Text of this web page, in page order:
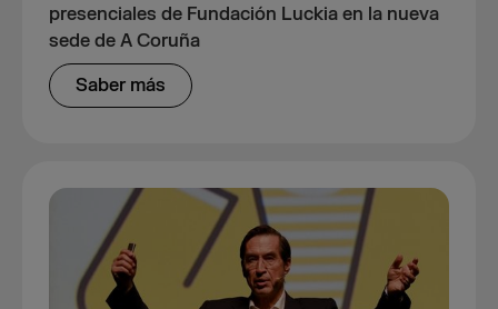
presenciales de Fundación Luckia en la nueva
sede de A Coruña
Saber más